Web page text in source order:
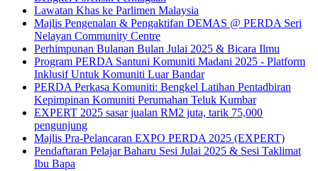
Lawatan Khas ke Parlimen Malaysia
Majlis Pengenalan & Pengaktifan DEMAS @ PERDA Seri
Nelayan Community Centre
Perhimpunan Bulanan Bulan Julai 2025 & Bicara Ilmu
Program PERDA Santuni Komuniti Madani 2025 - Platform
Inklusif Untuk Komuniti Luar Bandar
PERDA Perkasa Komuniti: Bengkel Latihan Pentadbiran
Kepimpinan Komuniti Perumahan Teluk Kumbar
EXPERT 2025 sasar jualan RM2 juta, tarik 75,000
pengunjung
Majlis Pra-Pelancaran EXPO PERDA 2025 (EXPERT)
Pendaftaran Pelajar Baharu Sesi Julai 2025 & Sesi Taklimat
Ibu Bapa